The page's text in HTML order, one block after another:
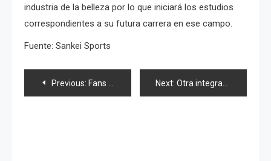
industria de la belleza por lo que iniciará los estudios
correspondientes a su futura carrera en ese campo.
Fuente: Sankei Sports
Navegación
Previous: Fans de AKB48 arrestados por falsificación Next: Otra integrante que no cumple las reglas en AKB48